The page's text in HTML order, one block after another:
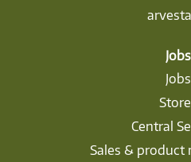
Jobs
Jobs
Central
Sales & product